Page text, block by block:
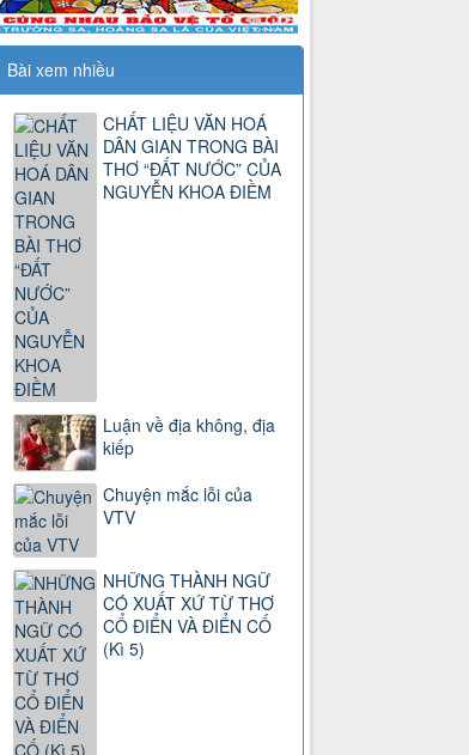
Bài xem nhiều
CHẤT LIỆU VĂN HOÁ
DÂN GIAN TRONG BÀI
THƠ “ĐẤT NƯỚC” CỦA
NGUYỄN KHOA ĐIỀM
Luận về địa không, địa
kiếp
Chuyện mắc lỗi của
VTV
NHỮNG THÀNH NGỮ
CÓ XUẤT XỨ TỪ THƠ
CỔ ĐIỂN VÀ ĐIỂN CỐ
(Kì 5)